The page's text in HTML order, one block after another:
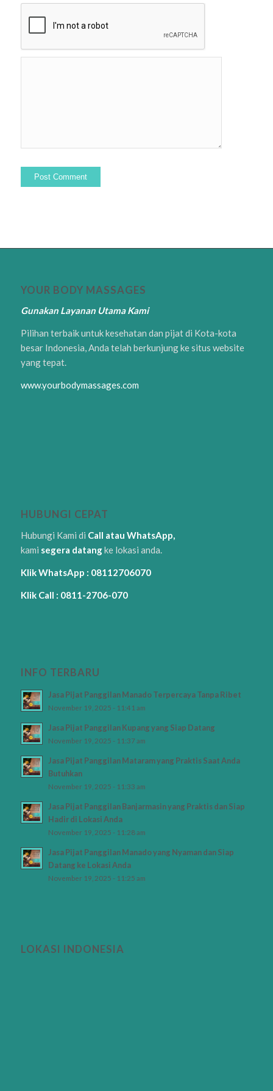
YOUR BODY MASSAGES
Gunakan Layanan Utama Kami
Pilihan terbaik untuk kesehatan dan pijat di Kota-kota
besar Indonesia, Anda telah berkunjung ke situs website
yang tepat.
www.yourbodymassages.com
HUBUNGI CEPAT
Hubungi Kami di Call atau WhatsApp,
kami segera datangke lokasi anda.
Klik WhatsApp : 08112706070
Klik Call : 0811-2706-070
INFO TERBARU
Jasa Pijat Panggilan Manado Terpercaya Tanpa Ribet
November 19, 2025 - 11:41 am
Jasa Pijat Panggilan Kupang yang Siap Datang
November 19, 2025 - 11:37 am
Jasa Pijat Panggilan Mataram yang Praktis Saat Anda
Butuhkan
November 19, 2025 - 11:33 am
Jasa Pijat Panggilan Banjarmasin yang Praktis dan Siap
Hadir di Lokasi Anda
November 19, 2025 - 11:28 am
Jasa Pijat Panggilan Manado yang Nyaman dan Siap
Datang ke Lokasi Anda
November 19, 2025 - 11:25 am
LOKASI INDONESIA